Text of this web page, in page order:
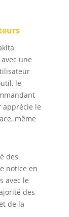
une
le
apprécie le
même
des
notice en
avec le
des
de la